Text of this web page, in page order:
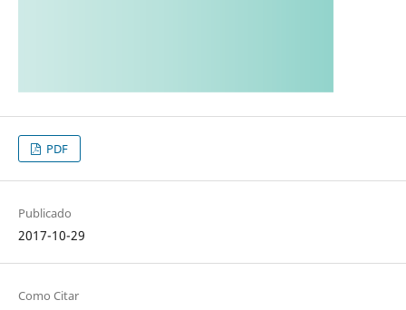
PDF
Publicado
2017-10-29
Como Citar